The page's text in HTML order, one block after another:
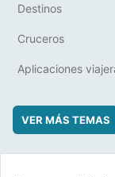
Destinos
Cruceros
Aplicaciones
VER MÁS TEMAS